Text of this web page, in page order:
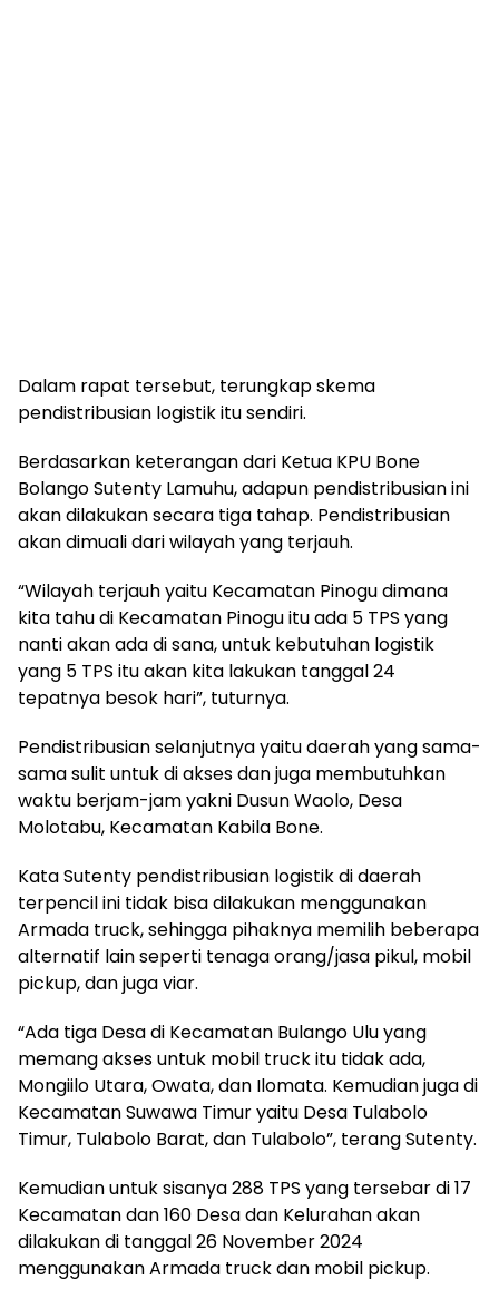
Dalam rapat tersebut, terungkap skema
pendistribusian logistik itu sendiri.
Berdasarkan keterangan dari Ketua KPU Bone
Bolango Sutenty Lamuhu, adapun pendistribusian ini
akan dilakukan secara tiga tahap. Pendistribusian
akan dimuali dari wilayah yang terjauh.
“Wilayah terjauh yaitu Kecamatan Pinogu dimana
kita tahu di Kecamatan Pinogu itu ada 5 TPS yang
nanti akan ada di sana, untuk kebutuhan logistik
yang 5 TPS itu akan kita lakukan tanggal 24
tepatnya besok hari”, tuturnya.
Pendistribusian selanjutnya yaitu daerah yang sama-
sama sulit untuk di akses dan juga membutuhkan
waktu berjam-jam yakni Dusun Waolo, Desa
Molotabu, Kecamatan Kabila Bone.
Kata Sutenty pendistribusian logistik di daerah
terpencil ini tidak bisa dilakukan menggunakan
Armada truck, sehingga pihaknya memilih beberapa
alternatif lain seperti tenaga orang/jasa pikul, mobil
pickup, dan juga viar.
“Ada tiga Desa di Kecamatan Bulango Ulu yang
memang akses untuk mobil truck itu tidak ada,
Mongiilo Utara, Owata, dan Ilomata. Kemudian juga di
Kecamatan Suwawa Timur yaitu Desa Tulabolo
Timur, Tulabolo Barat, dan Tulabolo”, terang Sutenty.
Kemudian untuk sisanya 288 TPS yang tersebar di 17
Kecamatan dan 160 Desa dan Kelurahan akan
dilakukan di tanggal 26 November 2024
menggunakan Armada truck dan mobil pickup.